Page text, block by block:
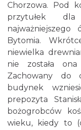
Chorzowa. Pod
przytułek
Bytomia.
niewielka
nie została
Zachowany do
budynek
prepozyta
bożogrobców
wieku, kiedy to